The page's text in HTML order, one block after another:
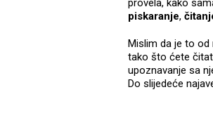
provela, kako
piskaranje,
Mislim da je to
tako što ćete
upoznavanje sa
Do slijedeće